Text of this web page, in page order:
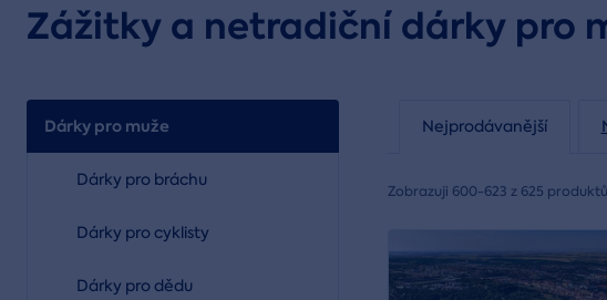
Zážitky a netradiční dárky pro
Dárky pro muže
Dárky pro bráchu
Dárky pro cyklisty
Dárky pro dědu
Nejprodávanější
Zobrazuji 600-623 z 625 produktů